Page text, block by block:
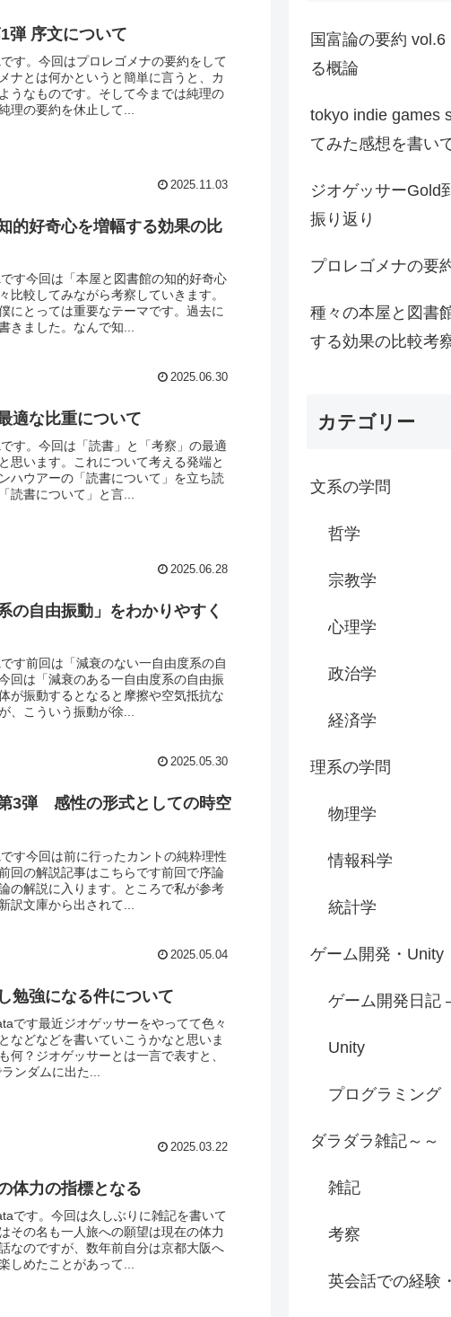
弾 序文について
す。今回はプロレゴメナの要約をして
ナとは何かというと簡単に言うと、カ
うなものです。そして今までは純理の
理の要約を休止して...
2025.11.03
的好奇心を増幅する効果の比
す今回は「本屋と図書館の知的好奇心
比較してみながら考察していきます。
にとっては重要なテーマです。過去に
きました。なんで知...
2025.06.30
適な比重について
す。今回は「読書」と「考察」の最適
思います。これについて考える発端と
ハウアーの「読書について」を立ち読
読書について」と言...
2025.06.28
の自由振動」をわかりやすく
す前回は「減衰のない一自由度系の自
回は「減衰のある一自由度系の自由振
が振動するとなると摩擦や空気抵抗な
、こういう振動が徐...
2025.05.30
3弾 感性の形式としての時空
す今回は前に行ったカントの純粋理性
回の解説記事はこちらです前回で序論
の解説に入ります。ところで私が参考
訳文庫から出されて...
2025.05.04
勉強になる件について
です最近ジオゲッサーをやってて色々
などなどを書いていこうかなと思いま
何？ジオゲッサーとは一言で表すと、
ンダムに出た...
2025.03.22
体力の指標となる
です。今回は久しぶりに雑記を書いて
その名も一人旅への願望は現在の体力
なのですが、数年前自分は京都大阪へ
しめたことがあって...
国富論の要約
る概論
tokyo indie games
てみた感想を書い
ジオゲッサーGold
振り返り
プロレゴメナの要
種々の本屋と図書
する効果の比較考
カテゴリー
文系の学問
哲学
宗教学
心理学
政治学
経済学
理系の学問
物理学
情報科学
統計学
ゲーム開発・Unity
ゲーム開発日記
Unity
プログラミング
ダラダラ雑記～～
雑記
考察
英会話での経験